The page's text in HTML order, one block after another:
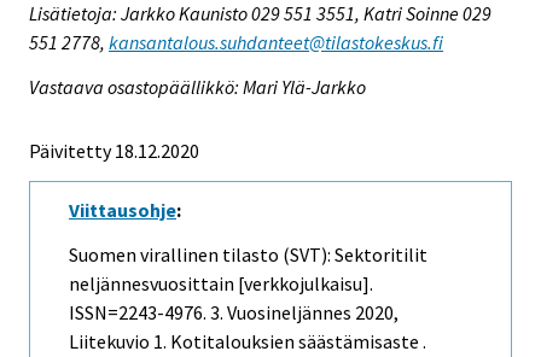
Lisätietoja: Jarkko Kaunisto 029 551 3551, Katri Soinne 029
551 2778, kansantalous.suhdanteet@tilastokeskus.fi
Vastaava osastopäällikkö: Mari Ylä-Jarkko
Päivitetty 18.12.2020
Viittausohje:
Suomen virallinen tilasto (SVT): Sektoritilit
neljännesvuosittain [verkkojulkaisu].
ISSN=2243-4976. 3. Vuosineljännes 2020,
Liitekuvio 1. Kotitalouksien säästämisaste .